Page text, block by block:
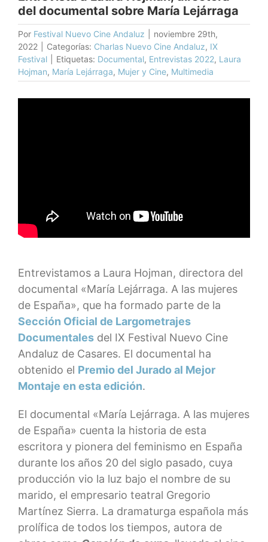
del documental sobre María Lejárraga
Por Festival Nuevo Cine Andaluz
noviembre 29th,
2022
Categorías: Charlas Nuevo Cine Andaluz, IX
Festival
Etiquetas: Documental, Entrevistas 2022, Laura
Hojman, María Lejárraga, Mujer y Cine, Multimedia
Entrevistamos a Laura Hojman, directora del
documental «María Lejárraga. A las mujeres
de España», que ha formado parte de la
Sección Oficial de Largometrajes
Documentalesdel IX Festival Nuevo Cine
Andaluz de Casares. El documental ha
obtenido el Premio del Jurado al Mejor
Montaje en esta edición.
El documental «María Lejárraga. A las mujeres
de España» cuenta la historia de esta
escritora y pionera del feminismo en España
durante los años 20 del siglo pasado, cuya
producción vio la luz bajo el nombre de su
marido, el empresario teatral Gregorio
Martínez Sierra. La dramaturga española más
prolífica de todos los tiempos, autora de